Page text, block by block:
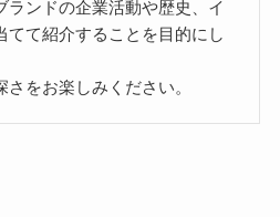
ランドの企業活動や歴史、イ
てて紹介することを目的にし
をお楽しみください。